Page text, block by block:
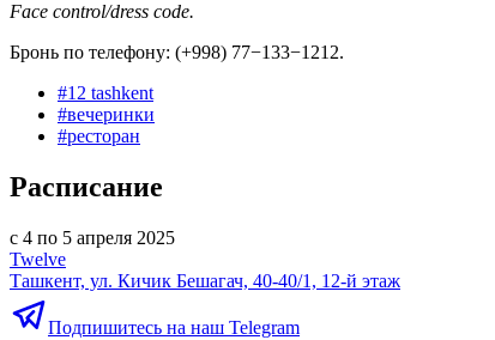
Face control/dress code.
Бронь по телефону: (+998) 77−133−1212.
#12 tashkent
#вечеринки
#ресторан
Расписание
с 4 по 5 апреля 2025
Twelve
Ташкент, ул. Кичик Бешагач, 40-40/1, 12-й этаж
Подпишитесь на наш Telegram